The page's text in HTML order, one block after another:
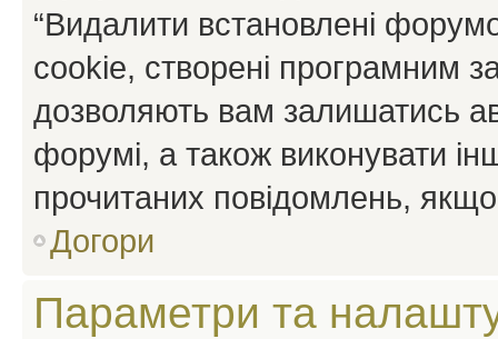
“Видалити встановлені
cookie, створені програмним
дозволяють вам залишатись
форумі, а також виконувати
прочитаних повідомлень,
Догори
Параметри та